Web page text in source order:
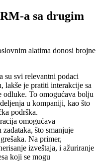
a sa drugim
alatima donosi brojne
su svi relevantni podaci
lakše je pratiti interakcije sa
To omogućava bolju
u kompaniji, kao što
podrška.
omogućava
što smanjuje
Na primer,
izveštaja, i ažuriranje
koji se mogu